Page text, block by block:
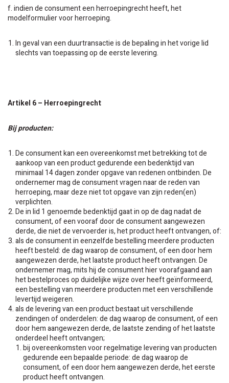
f. indien de consument een herroepingrecht heeft, het
modelformulier voor herroeping.
In geval van een duurtransactie is de bepaling in het vorige lid
slechts van toepassing op de eerste levering.
Artikel 6 – Herroepingrecht
Bij producten:
De consument kan een overeenkomst met betrekking tot de
aankoop van een product gedurende een bedenktijd van
minimaal 14 dagen zonder opgave van redenen ontbinden. De
ondernemer mag de consument vragen naar de reden van
herroeping, maar deze niet tot opgave van zijn reden(en)
verplichten.
De in lid 1 genoemde bedenktijd gaat in op de dag nadat de
consument, of een vooraf door de consument aangewezen
derde, die niet de vervoerder is, het product heeft ontvangen, of:
als de consument in eenzelfde bestelling meerdere producten
heeft besteld: de dag waarop de consument, of een door hem
aangewezen derde, het laatste product heeft ontvangen. De
ondernemer mag, mits hij de consument hier voorafgaand aan
het bestelproces op duidelijke wijze over heeft geïnformeerd,
een bestelling van meerdere producten met een verschillende
levertijd weigeren.
als de levering van een product bestaat uit verschillende
zendingen of onderdelen: de dag waarop de consument, of een
door hem aangewezen derde, de laatste zending of het laatste
onderdeel heeft ontvangen;
bij overeenkomsten voor regelmatige levering van producten
gedurende een bepaalde periode: de dag waarop de
consument, of een door hem aangewezen derde, het eerste
product heeft ontvangen.